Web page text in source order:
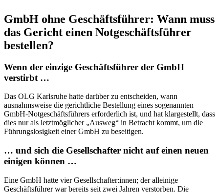
GmbH ohne Geschäftsführer: Wann muss
das Gericht einen Notgeschäftsführer
bestellen?
Wenn der einzige Geschäftsführer der GmbH
verstirbt …
Das OLG Karlsruhe hatte darüber zu entscheiden, wann
ausnahmsweise die gerichtliche Bestellung eines sogenannten
GmbH-Notgeschäftsführers erforderlich ist, und hat klargestellt, dass
dies nur als letztmöglicher „Ausweg“ in Betracht kommt, um die
Führungslosigkeit einer GmbH zu beseitigen.
… und sich die Gesellschafter nicht auf einen neuen
einigen können …
Eine GmbH hatte vier Gesellschafter:innen; der alleinige
Geschäftsführer war bereits seit zwei Jahren verstorben. Die